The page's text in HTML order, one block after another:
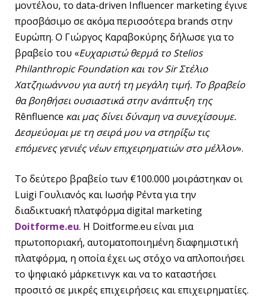
μοντέλου, το data-driven Influencer marketing έγινε
προσβάσιμο σε ακόμα περισσότερα brands στην
Ευρώπη. Ο Γιώργος Καραβοκύρης δήλωσε για το
βραβείο του «Ευχαριστώ θερμά το Stelios
Philanthropic Foundation και τον Sir Στέλιο
Χατζηιωάννου για αυτή τη μεγάλη τιμή. Το βραβείο
θα βοηθήσει ουσιαστικά στην ανάπτυξη της
Rênfluence και μας δίνει δύναμη να συνεχίσουμε.
Δεσμεύομαι με τη σειρά μου να στηρίξω τις
επόμενες γενιές νέων επιχειρηματιών στο μέλλον».
Το δεύτερο βραβείο των €100.000 μοιράστηκαν οι
Luigi Γουλιανός και Ιωσήφ Ρέντα για την
διαδικτυακή πλατφόρμα digital marketing
Doitforme.eu. Η Doitforme.eu είναι μια
πρωτοποριακή, αυτοματοποιημένη διαφημιστική
πλατφόρμα, η οποία έχει ως στόχο να απλοποιήσει
το ψηφιακό μάρκετινγκ και να το καταστήσει
προσιτό σε μικρές επιχειρήσεις και επιχειρηματίες.